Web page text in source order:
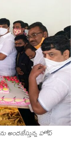
అందజేస్తున్న హోప్